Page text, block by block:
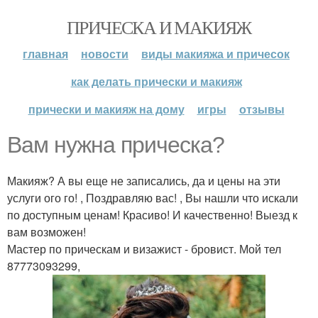
ПРИЧЕСКА И МАКИЯЖ
главная новости
виды макияжа и причесок
как делать прически и макияж
прически и макияж на дому
игры отзывы
Вам нужна прическа?
Макияж? А вы еще не записались, да и цены на эти
услуги ого го! , Поздравляю вас! , Вы нашли что искали
по доступным ценам! Красиво! И качественно! Выезд к
вам возможен!
Мастер по прическам и визажист - бровист. Мой тел
87773093299,